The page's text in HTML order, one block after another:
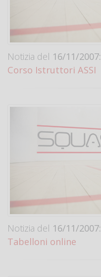
Notizia del 16/11/2007:
Corso Istruttori ASSI
Notizia del 16/11/2007:
Tabelloni online